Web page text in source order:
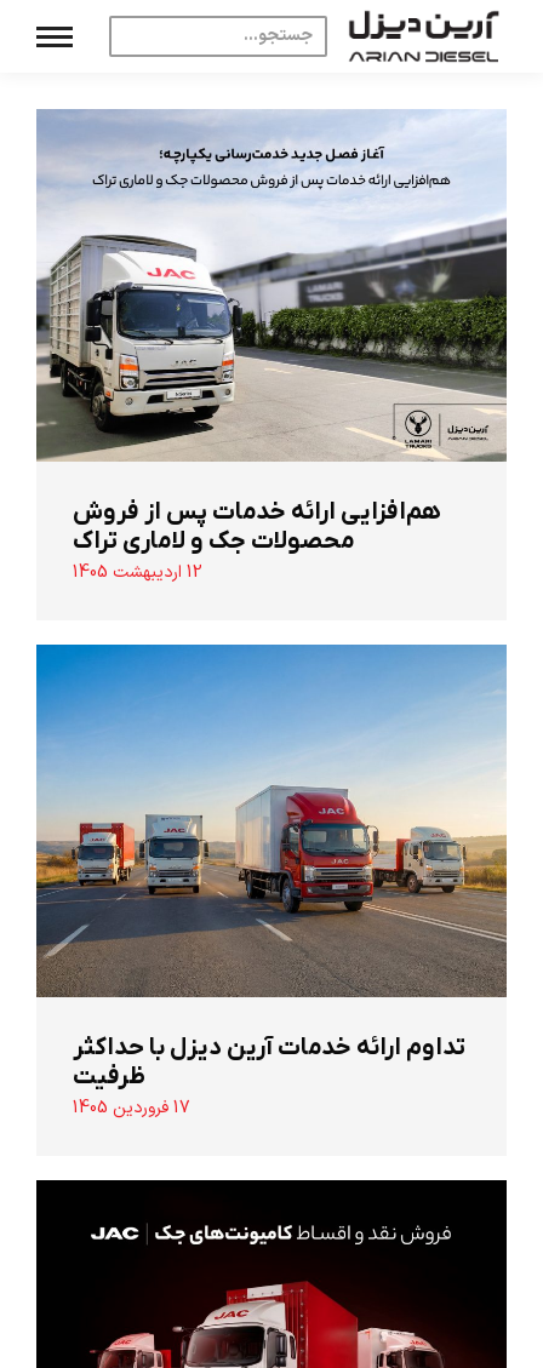
هم‌افزایی ارائه خدمات پس از فروش
محصولات جک و لاماری تراک
12 اردیبهشت 1405
تداوم ارائه خدمات آرین دیزل با حداکثر
ظرفیت
17 فروردین 1405